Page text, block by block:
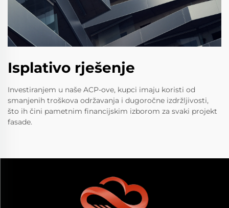
Isplativo rješenje
Investiranjem u naše ACP-ove, kupci imaju koristi od
smanjenih troškova održavanja i dugoročne izdržljivosti,
što ih čini pametnim financijskim izborom za svaki projekt
fasade.